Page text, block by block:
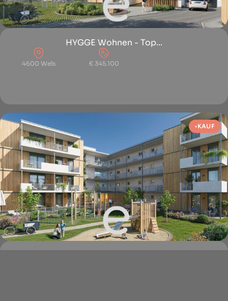
HYGGE Wohnen - Top...
4600 Wels € 345.100
KAUF